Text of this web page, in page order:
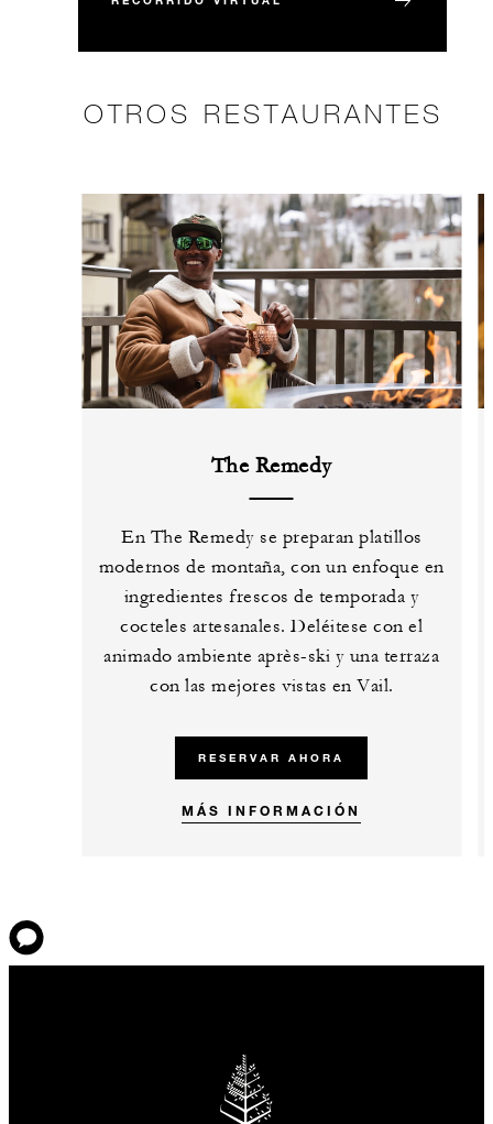
OTROS RESTAURANTES
The Remedy
En The Remedy se preparan platillos
modernos de montaña, con un enfoque en
ingredientes frescos de temporada y
cocteles artesanales. Deléitese con el
animado ambiente après-ski y una terraza
con las mejores vistas en Vail.
RESERVAR AHORA
MÁS INFORMACIÓN